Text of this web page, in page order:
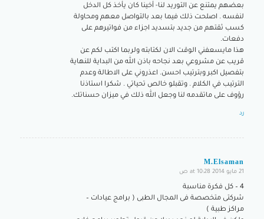
بعضهم يمتنع عن التوريد لنا- أخينا كان يأخذ كل الدخل
لنفسه . اصلحت ذلك فيما بعد بالتواصل معهم ومحاولة
كسب ثقتهم من جديد بتسديد اجزاء من فواتيرهم على
دفعات.
هذا مايسعفني الوقت الان لكتابته ولربما اكتب لكم عن
قريب عن مشروعي بعد نجاحه باذن الله من البداية للنهاية
بتفصيل اكبر وبترتيب احسن. اعذروني على الاطالة وعدم
الترتيب في الكلام . وتقبلو خالص تحياتي . شكرا استاذنا
رؤوف على ماتقدمه لنا وجعل الله ذلك في ميزان حسناتك.
رد
M.Elsaman
says:
21 مايو 2014 at 10:28 ص
4 – كل فكرة مناسبة
شركتى متخصصة فى المجال الطبى ( برامج عيادات –
مراكز طبية )